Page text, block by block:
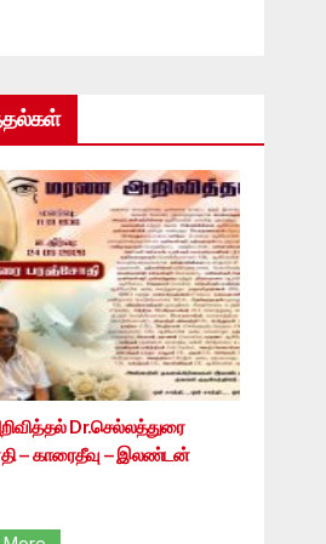
Dr.செல்லத்துரை
– காரைதீவு – இலண்டன்